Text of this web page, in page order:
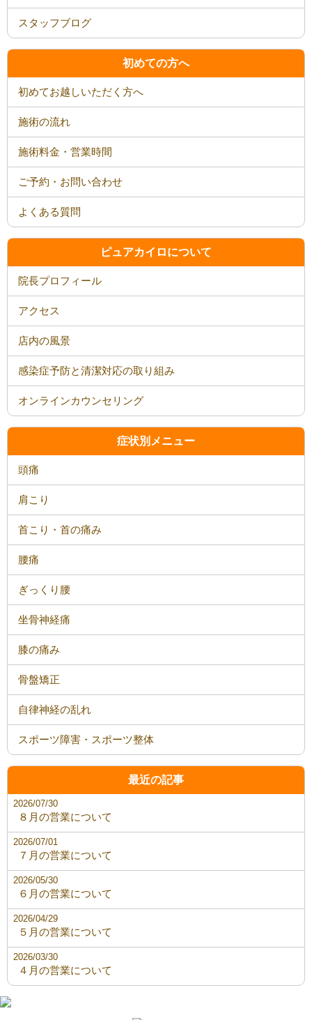
スタッフブログ
初めての方へ
初めてお越しいただく方へ
施術の流れ
施術料金・営業時間
ご予約・お問い合わせ
よくある質問
ピュアカイロについて
院長プロフィール
アクセス
店内の風景
感染症予防と清潔対応の取り組み
オンラインカウンセリング
症状別メニュー
頭痛
肩こり
首こり・首の痛み
腰痛
ぎっくり腰
坐骨神経痛
膝の痛み
骨盤矯正
自律神経の乱れ
スポーツ障害・スポーツ整体
最近の記事
８月の営業について
2026/07/30
７月の営業について
2026/07/01
６月の営業について
2026/05/30
５月の営業について
2026/04/29
４月の営業について
2026/03/30